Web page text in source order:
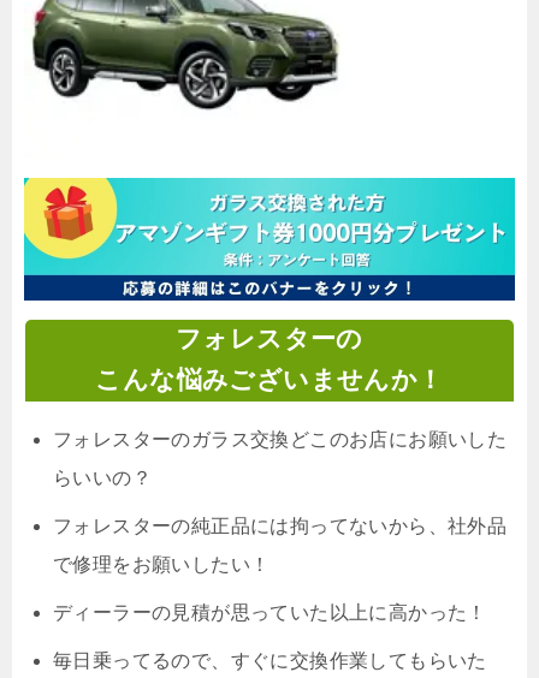
フォレスターの
こんな悩みございませんか！
フォレスターのガラス交換どこのお店にお願いした
らいいの？
フォレスターの純正品には拘ってないから、社外品
で修理をお願いしたい！
ディーラーの見積が思っていた以上に高かった！
毎日乗ってるので、すぐに交換作業してもらいた